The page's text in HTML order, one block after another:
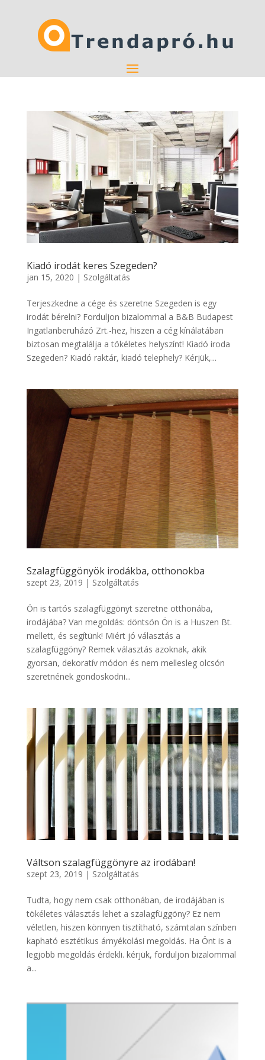
Kiadó irodát keres Szegeden?
jan 15, 2020 | Szolgáltatás
Terjeszkedne a cége és szeretne Szegeden is egy
irodát bérelni? Forduljon bizalommal a B&B Budapest
Ingatlanberuházó Zrt.-hez, hiszen a cég kínálatában
biztosan megtalálja a tökéletes helyszínt! Kiadó iroda
Szegeden? Kiadó raktár, kiadó telephely? Kérjük,...
Szalagfüggönyök irodákba, otthonokba
szept 23, 2019 | Szolgáltatás
Ön is tartós szalagfüggönyt szeretne otthonába,
irodájába? Van megoldás: döntsön Ön is a Huszen Bt.
mellett, és segítünk! Miért jó választás a
szalagfüggöny? Remek választás azoknak, akik
gyorsan, dekoratív módon és nem mellesleg olcsón
szeretnének gondoskodni...
Váltson szalagfüggönyre az irodában!
szept 23, 2019 | Szolgáltatás
Tudta, hogy nem csak otthonában, de irodájában is
tökéletes választás lehet a szalagfüggöny? Ez nem
véletlen, hiszen könnyen tisztítható, számtalan színben
kapható esztétikus árnyékolási megoldás. Ha Önt is a
legjobb megoldás érdekli. kérjük, forduljon bizalommal
a...